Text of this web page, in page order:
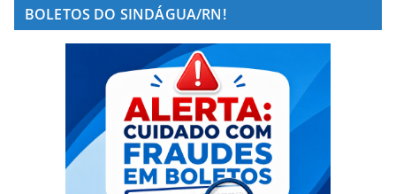
BOLETOS DO SINDÁGUA/RN!